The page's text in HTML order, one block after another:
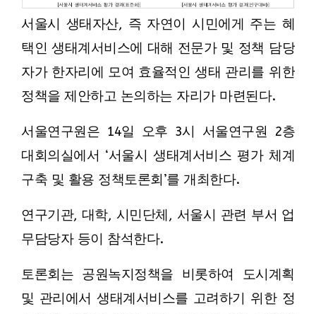
서울시 생태자산, 즉 자연이 시민에게 주는 혜
택인 생태계서비스에 대해 전문가 및 정책 담당
자가 한자리에 모여 효율적인 생태 관리를 위한
정책을 제안하고 논의하는 자리가 마련된다.
서울연구원은 14일 오후 3시 서울연구원 2층
대회의실에서 ‘서울시 생태계서비스 평가 체계
구축 및 활용 정책토론회’를 개최한다.
연구기관, 대학, 시민단체, 서울시 관련 부서 업
무담당자 등이 참석한다.
토론회는 공원녹지정책을 비롯하여 도시계획
및 관리에서 생태계서비스를 고려하기 위한 정